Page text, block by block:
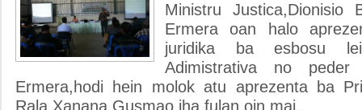
Ministru Justica,Dionisio
Ermera oan halo
juridika ba esbosu lei
Adimistrativa no
Ermera,hodi hein molok atu aprezenta ba
Rala Xanana Gusmao iha fulan oin mai.